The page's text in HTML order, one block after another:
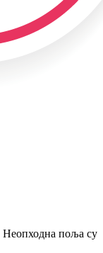
Неопходна поља су